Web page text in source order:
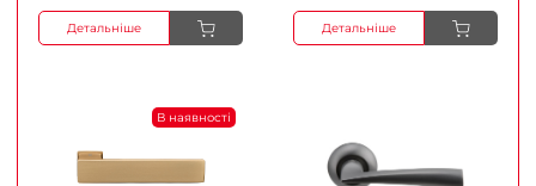
Детальніше Детальніше
В наявності